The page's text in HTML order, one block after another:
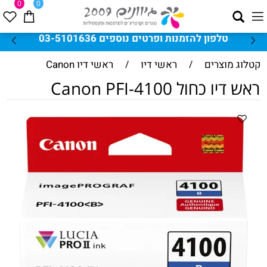
טלפון להזמנות ופרטים נוספים 03-5101636
0 0
קטלוג מוצרים / ראשי דיו / ראשי דיו Canon
ראש דיו כחול Canon PFI-4100